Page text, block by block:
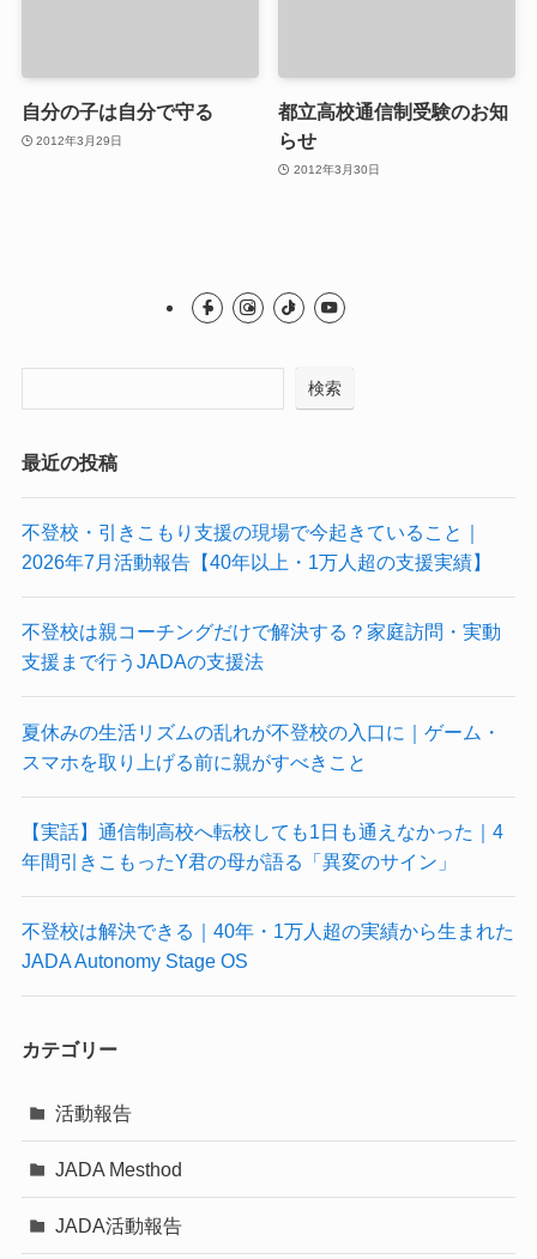
自分の子は自分で守る
2012年3月29日
都立高校通信制受験のお知
らせ
2012年3月30日
検索
最近の投稿
不登校・引きこもり支援の現場で今起きていること｜
2026年7月活動報告【40年以上・1万人超の支援実績】
不登校は親コーチングだけで解決する？家庭訪問・実動
支援まで行うJADAの支援法
夏休みの生活リズムの乱れが不登校の入口に｜ゲーム・
スマホを取り上げる前に親がすべきこと
【実話】通信制高校へ転校しても1日も通えなかった｜4
年間引きこもったY君の母が語る「異変のサイン」
不登校は解決できる｜40年・1万人超の実績から生まれた
JADA Autonomy Stage OS
カテゴリー
活動報告
JADA Mesthod
JADA活動報告